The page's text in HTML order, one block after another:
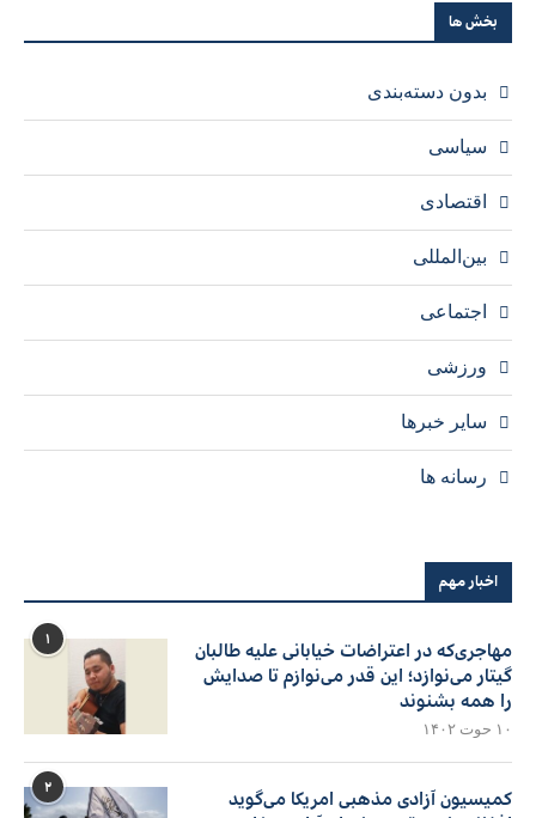
بخش ها
بدون دسته‌بندی
سیاسی
اقتصادی
بین‌المللی
اجتماعی
ورزشی
سایر خبرها
رسانه ها
اخبار مهم
۱
مهاجری‌که در اعتراضات خیابانی علیه طالبان
گیتار می‌نوازد؛ این قدر می‌نوازم تا صدایش
را همه بشنوند
۱۰ حوت ۱۴۰۲
۲
کمیسیون آزادی مذهبی امریکا می‌گوید